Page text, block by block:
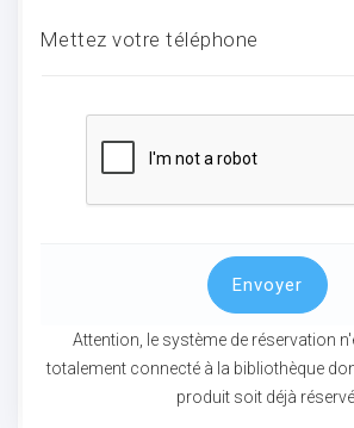
Mettez votre téléphone
Envoyer
Attention, le système de réservation
totalement connecté à la bibliothèque
produit soit déjà réservé.